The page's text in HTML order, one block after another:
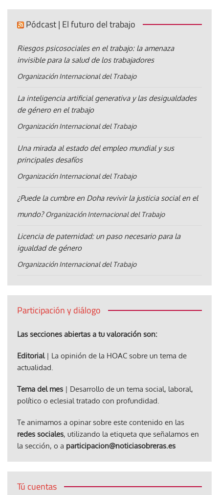
Pódcast | El futuro del trabajo
Riesgos psicosociales en el trabajo: la amenaza
invisible para la salud de los trabajadores
Organización Internacional del Trabajo
La inteligencia artificial generativa y las desigualdades
de género en el trabajo
Organización Internacional del Trabajo
Una mirada al estado del empleo mundial y sus
principales desafíos
Organización Internacional del Trabajo
¿Puede la cumbre en Doha revivir la justicia social en el
mundo? Organización Internacional del Trabajo
Licencia de paternidad: un paso necesario para la
igualdad de género
Organización Internacional del Trabajo
Participación y diálogo
Las secciones abiertas a tu valoración son:
Editorial| La opinión de la HOAC sobre un tema de
actualidad.
Tema del mes | Desarrollo de un tema social, laboral,
político o eclesial tratado con profundidad.
Te animamos a opinar sobre este contenido en las
redes sociales, utilizando la etiqueta que señalamos en
la sección, o a participacion@noticiasobreras.es
Tú cuentas